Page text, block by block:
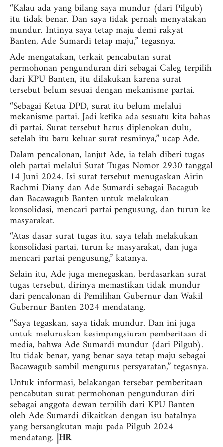
“Kalau ada yang bilang saya mundur (dari Pilgub)
itu tidak benar. Dan saya tidak pernah menyatakan
mundur. Intinya saya tetap maju demi rakyat
Banten, Ade Sumardi tetap maju,” tegasnya.
Ade mengatakan, terkait pencabutan surat
permohonan pengunduran diri sebagai Caleg terpilih
dari KPU Banten, itu dilakukan karena surat
tersebut belum sesuai dengan mekanisme partai.
“Sebagai Ketua DPD, surat itu belum melalui
mekanisme partai. Jadi ketika ada sesuatu kita bahas
di partai. Surat tersebut harus diplenokan dulu,
setelah itu baru keluar surat resminya,” ucap Ade.
Dalam pencalonan, lanjut Ade, ia telah diberi tugas
oleh partai melalui Surat Tugas Nomor 2930 tanggal
14 Juni 2024. Isi surat tersebut menugaskan Airin
Rachmi Diany dan Ade Sumardi sebagai Bacagub
dan Bacawagub Banten untuk melakukan
konsolidasi, mencari partai pengusung, dan turun ke
masyarakat.
“Atas dasar surat tugas itu, saya telah melakukan
konsolidasi partai, turun ke masyarakat, dan juga
mencari partai pengusung,” katanya.
Selain itu, Ade juga menegaskan, berdasarkan surat
tugas tersebut, dirinya memastikan tidak mundur
dari pencalonan di Pemilihan Gubernur dan Wakil
Gubernur Banten 2024 mendatang.
“Saya tegaskan, saya tidak mundur. Dan ini juga
untuk meluruskan kesimpangsiuran pemberitaan di
media, bahwa Ade Sumardi mundur (dari Pilgub).
Itu tidak benar, yang benar saya tetap maju sebagai
Bacawagub sambil mengurus persyaratan,” tegasnya.
Untuk informasi, belakangan tersebar pemberitaan
pencabutan surat permohonan pengunduran diri
sebagai anggota dewan terpilih dari KPU Banten
oleh Ade Sumardi dikaitkan dengan isu batalnya
yang bersangkutan maju pada Pilgub 2024
mendatang. |HR